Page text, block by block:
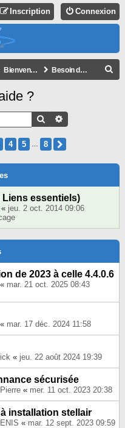
Connexion
Inscription
Bienvenue ! Besoin d'aide ?
C
?
Rechercher
4 5 8
Liens essentiels)
« jeu. 2 oct. 2014 09:06
de 2023 à celle 4.4.0.6
« mar. 21 oct. 2025 08:43
« mar. 17 déc. 2024 11:58
« jeu. 22 août 2024 19:39
sécurisée
« mer. 11 oct. 2023 20:38
installation stellair
« mar. 12 sept. 2023 09:59